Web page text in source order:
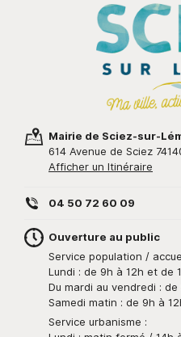
Mairie de Sciez-sur-
614 Avenue de Sciez
Afficher un Itinéraire
04 50 72 60 09
Ouverture au public
Service population /
Lundi : de 9h à 12h et de
Du mardi au vendredi :
Samedi matin : de 9h à
Service urbanisme :